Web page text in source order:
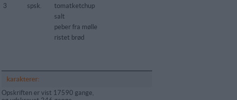
3
spsk.
tomatketchup
salt
peber fra mølle
ristet brød
karakterer:
Opskriften er vist 17590 gange,